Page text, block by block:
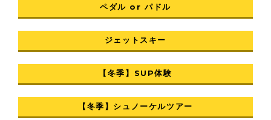
ペダル or パドル
ジェットスキー
【冬季】SUP体験
【冬季】シュノーケルツアー